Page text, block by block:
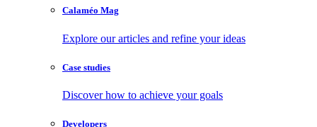
Calaméo Mag
Explore our articles and refine your ideas
Case studies
Discover how to achieve your goals
Developers